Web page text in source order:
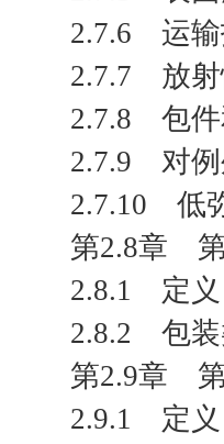
2.7.6 运输
2.7.7 放射
2.7.8 包件
2.7.9 对例
2.7.10 低
第2.8章
2.8.1 定义
2.8.2 包装
第2.9章
2.9.1 定义